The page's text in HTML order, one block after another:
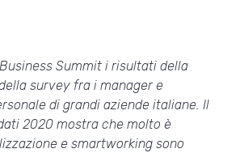
Summit i risultati della
survey fra i manager e
di grandi aziende italiane. Il
2020 mostra che molto è
e smartworking sono